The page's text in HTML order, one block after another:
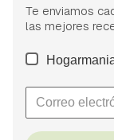
Te enviamos
las mejores